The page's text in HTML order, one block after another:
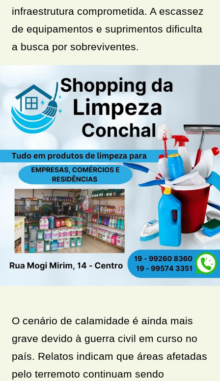
infraestrutura comprometida. A escassez
de equipamentos e suprimentos dificulta
a busca por sobreviventes.
O cenário de calamidade é ainda mais
grave devido à guerra civil em curso no
país. Relatos indicam que áreas afetadas
pelo terremoto continuam sendo